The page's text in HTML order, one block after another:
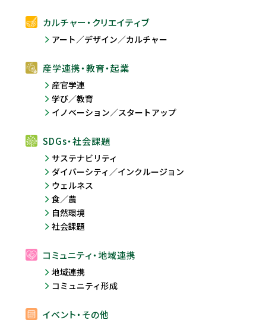
カルチャー・クリエイティブ
アート／デザイン／カルチャー
産学連携・教育・起業
産官学連
学び／教育
イノベーション／スタートアップ
SDGs・社会課題
サステナビリティ
ダイバーシティ／インクルージョン
ウェルネス
食／農
自然環境
社会課題
コミュニティ・地域連携
地域連携
コミュニティ形成
イベント・その他